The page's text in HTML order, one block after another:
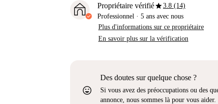
Propriétaire vérifiéstar3.8 (14)
Professionnel · 5 ans avec nous
Plus d'informations sur ce propriétaire
En savoir plus sur la vérification
sentiment_very_satisfied
Des doutes sur quelque chose ?
Si vous avez des préoccupations ou des
annonce, nous sommes là pour vous aider.